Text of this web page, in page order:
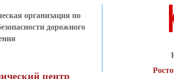
организация по
дорожного
центр